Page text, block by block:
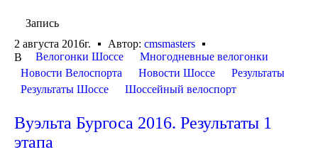
Запись
2 августа 2016г.
Автор: cmsmasters
В
Велогонки Шоссе
Многодневные велогонки
Новости Велоспорта
Новости Шоссе
Результаты
Результаты Шоссе
Шоссейный велоспорт
Вуэльта Бургоса 2016. Результаты 1
этапа